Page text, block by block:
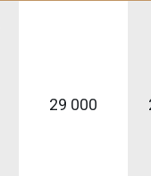
29 000